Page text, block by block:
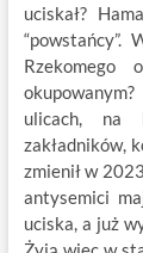
uciskał?
ulicach, na
zakładników,
zmienił w
antysemici
uciska, a już